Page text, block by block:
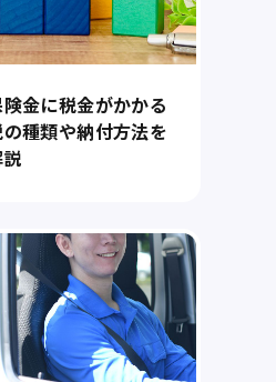
金に税金がかかる
種類や納付方法を